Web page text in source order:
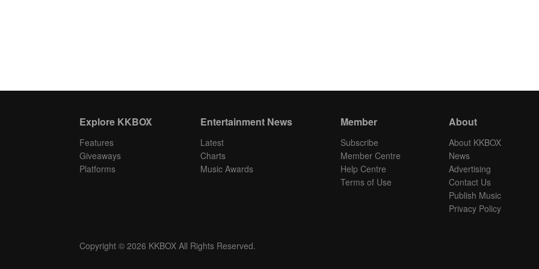
Explore KKBOX
Features
Giveaways
Platforms
Entertainment News
Latest
Charts
Music Awards
Member
Subscribe
Member Centre
Help Centre
Terms of Use
About
About KKBOX
News
Advertising
Contact Us
Publish Music
Privacy Policy
Copyright © 2026 KKBOX All Rights Reserved.